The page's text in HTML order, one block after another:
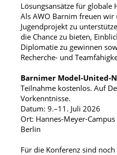
Lösungsansätze für globale
Als AWO Barnim freuen wir
Jugendprojekt zu
die Chance zu bieten,
Diplomatie zu gewinnen
Recherche- und
Barnimer Model-United-
Teilnahme kostenlos. Auf
Vorkenntnisse.
Datum: 9.–11. Juli 2026
Ort: Hannes-Meyer-
Berlin
Für die Konferenz sind